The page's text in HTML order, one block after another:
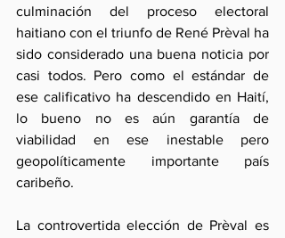
culminación del proceso electoral
haitiano con el triunfo de René Prèval ha
sido considerado una buena noticia por
casi todos. Pero como el estándar de
ese calificativo ha descendido en Haití,
lo bueno no es aún garantía de
viabilidad en ese inestable pero
geopolíticamente importante país
caribeño.
La controvertida elección de Prèval es